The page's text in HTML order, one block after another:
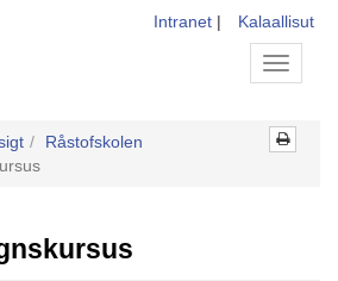
Toggle
Intranet | Kalaallisut
Råstofskolen